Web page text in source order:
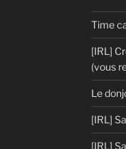
Time
[IRL]
(vous
Le
[IRL]
[IRL]